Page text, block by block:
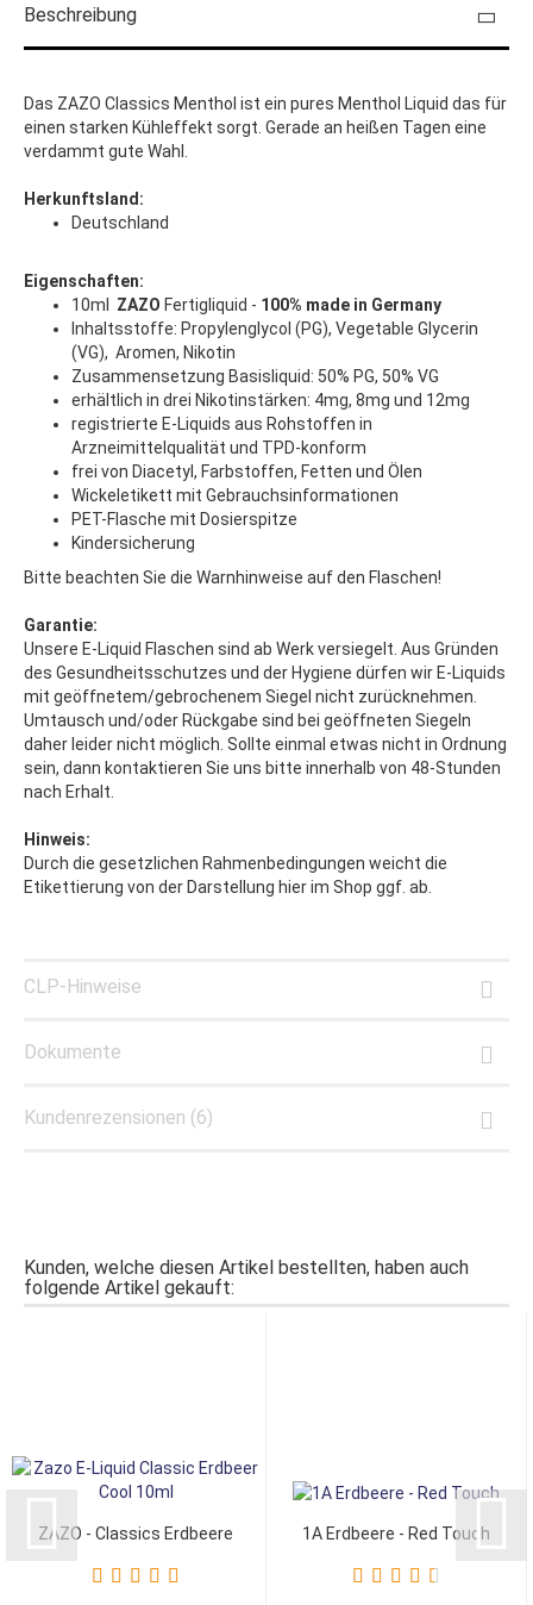
Beschreibung
Das ZAZO Classics Menthol ist ein pures Menthol Liquid das für
einen starken Kühleffekt sorgt. Gerade an heißen Tagen eine
verdammt gute Wahl.
Herkunftsland:
Deutschland
Eigenschaften:
10ml
ZAZO Fertigliquid - 100% made in Germany
Inhaltsstoffe: Propylenglycol (PG), Vegetable Glycerin
(VG), Aromen, Nikotin
Zusammensetzung Basisliquid: 50% PG, 50% VG
erhältlich in drei Nikotinstärken: 4mg, 8mg und 12mg
registrierte E-Liquids aus Rohstoffen in
Arzneimittelqualität und TPD-konform
frei von Diacetyl, Farbstoffen, Fetten und Ölen
Wickeletikett mit Gebrauchsinformationen
PET-Flasche mit Dosierspitze
Kindersicherung
Bitte beachten Sie die Warnhinweise auf den Flaschen!
Garantie:
Unsere E-Liquid Flaschen sind ab Werk versiegelt. Aus Gründen
des Gesundheitsschutzes und der Hygiene dürfen wir E-Liquids
mit geöffnetem/gebrochenem Siegel nicht zurücknehmen.
Umtausch und/oder Rückgabe sind bei geöffneten Siegeln
daher leider nicht möglich. Sollte einmal etwas nicht in Ordnung
sein, dann kontaktieren Sie uns bitte innerhalb von 48-Stunden
nach Erhalt.
Hinweis:
Durch die gesetzlichen Rahmenbedingungen weicht die
Etikettierung von der Darstellung hier im Shop ggf. ab.
CLP-Hinweise
Dokumente
Kundenrezensionen (6)
Kunden, welche diesen Artikel bestellten, haben auch
folgende Artikel gekauft:
ZAZO - Classics Erdbeere 1A Erdbeere - Red Touch